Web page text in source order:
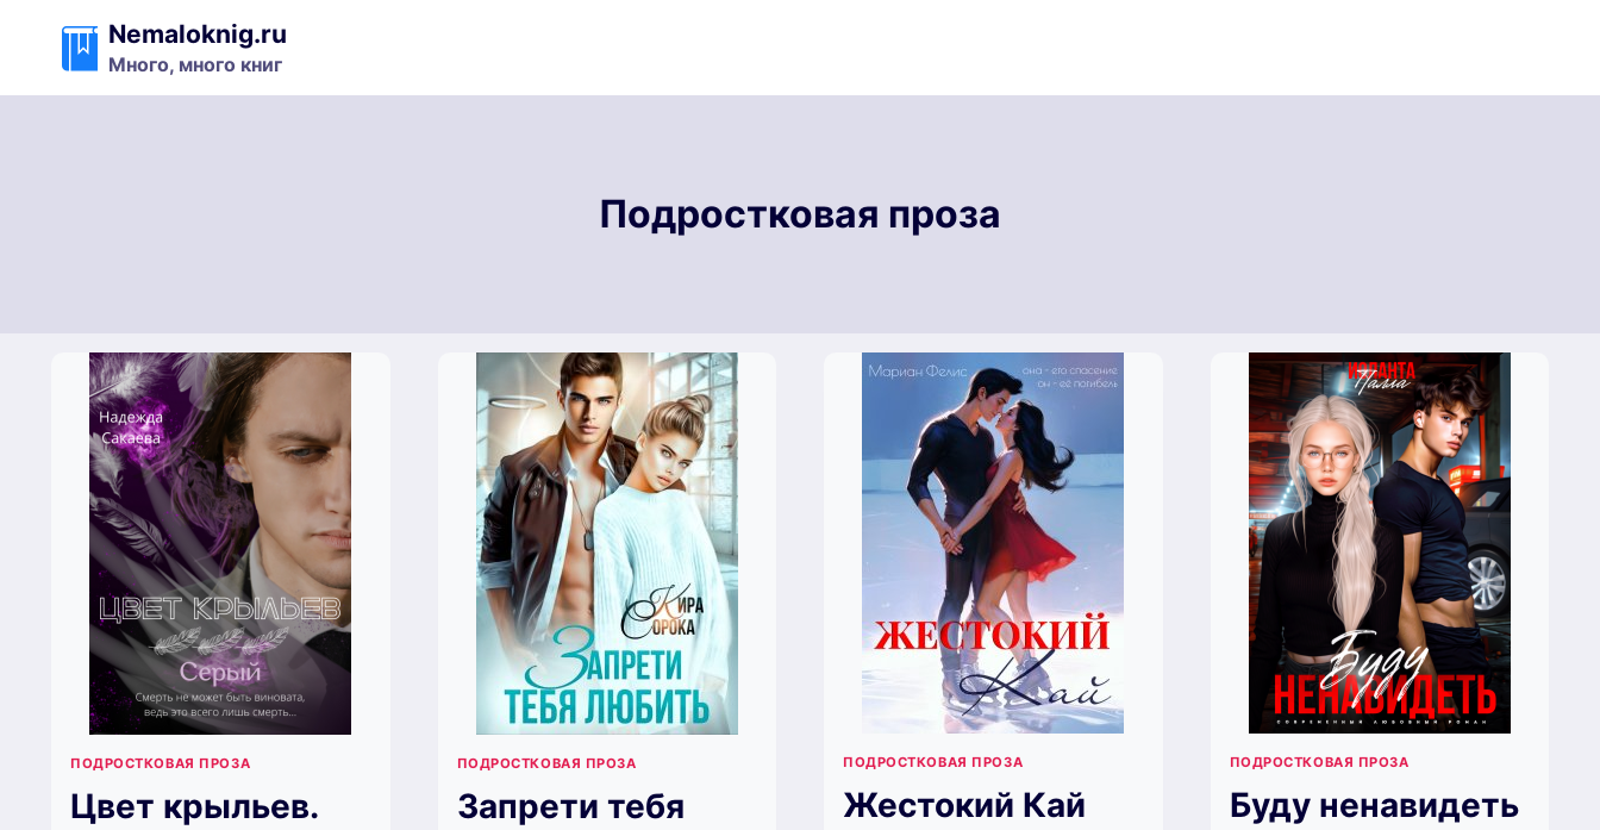
содержимому
Nemaloknig.ru
Много, много книг
Подростковая проза
ПОДРОСТКОВАЯ ПРОЗА
Цвет крыльев.
ПОДРОСТКОВАЯ ПРОЗА
Запрети тебя
ПОДРОСТКОВАЯ ПРОЗА
Жестокий Кай
ПОДРОСТКОВАЯ ПРОЗА
Буду ненавидеть